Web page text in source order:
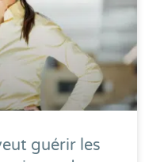
guérir les